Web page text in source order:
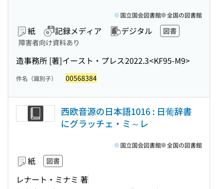
紙 記録メディア デジタル
図書
障害者向け資料あり
造事務所 [著]イースト・プレス2022.3<KF95-M9>
国立国会図書館 全国の図書館
件名（識別子） 00568384
西欧音源の日本語1016 : 日葡辞書
にグラッチェ・ミ～レ
紙 図書
レナート・ミナミ 著
国立国会図書館 全国の図書館